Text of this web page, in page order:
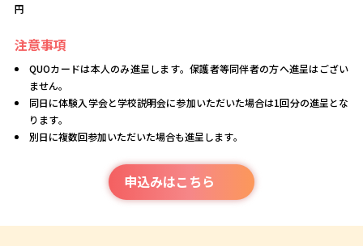
円
注意事項
QUOカードは本人のみ進呈します。保護者等同伴者の方へ進呈はござい
ません。
同日に体験入学会と学校説明会に参加いただいた場合は1回分の進呈とな
ります。
別日に複数回参加いただいた場合も進呈します。
申込みはこちら